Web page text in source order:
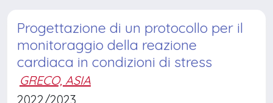
Progettazione di un protocollo per il
monitoraggio della reazione
cardiaca in condizioni di stress
GRECO, ASIA
2022/2023